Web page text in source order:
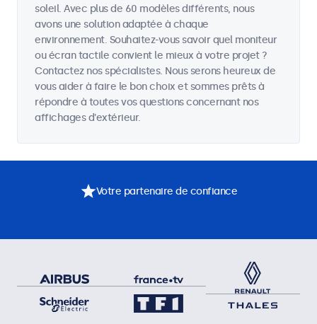
soleil. Avec plus de 60 modèles différents, nous
avons une solution adaptée à chaque
environnement. Souhaitez-vous savoir quel moniteur
ou écran tactile convient le mieux à votre projet ?
Contactez nos spécialistes. Nous serons heureux de
vous aider à faire le bon choix et sommes prêts à
répondre à toutes vos questions concernant nos
affichages d'extérieur.
Votre partenaire de confiance